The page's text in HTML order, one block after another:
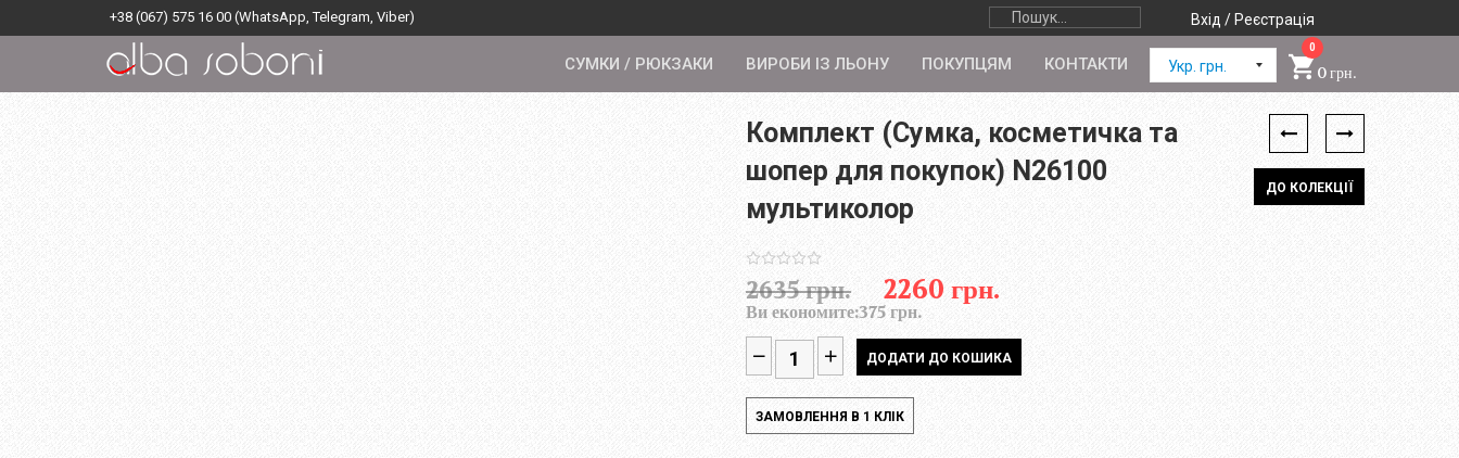
+38 (067) 575 16 00 (WhatsApp, Telegram, Viber) Вхід / Реєстрація
Укр. грн.
0
0 грн.
СУМКИ / РЮКЗАКИ ВИРОБИ ІЗ ЛЬОНУ ПОКУПЦЯМ КОНТАКТИ
ДО КОЛЕКЦІЇ
Комплект (Сумка, косметичка та
шопер для покупок) N26100
мультиколор
2635 грн. 2260 грн.
Ви економите:375 грн.